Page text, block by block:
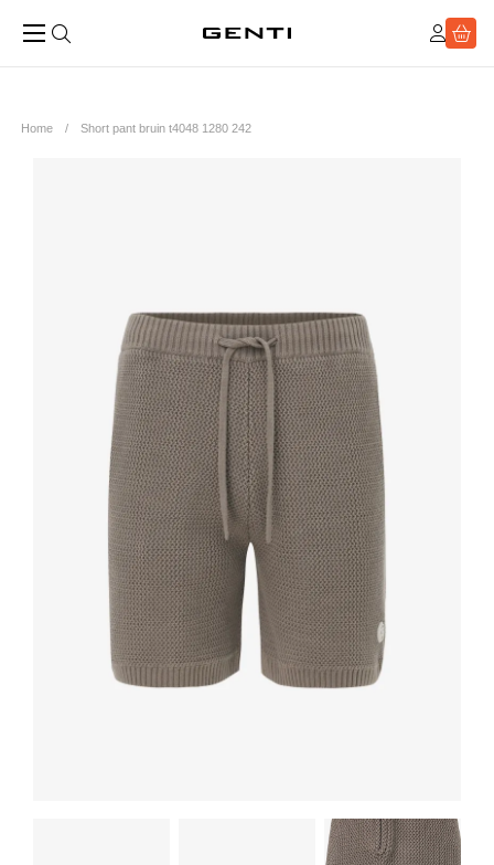
Home Short pant bruin t4048 1280 242